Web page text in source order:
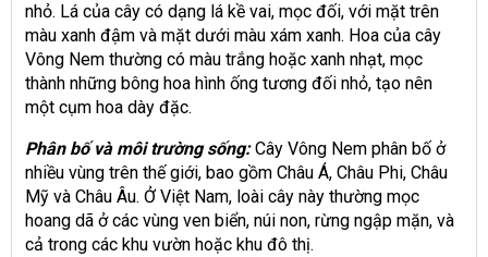
nhỏ. Lá của cây có dạng lá kề vai, mọc đối, với mặt trên
màu xanh đậm và mặt dưới màu xám xanh. Hoa của cây
Vông Nem thường có màu trắng hoặc xanh nhạt, mọc
thành những bông hoa hình ống tương đối nhỏ, tạo nên
một cụm hoa dày đặc.
Phân bố và môi trường sống:Cây Vông Nem phân bố ở
nhiều vùng trên thế giới, bao gồm Châu Á, Châu Phi, Châu
Mỹ và Châu Âu. Ở Việt Nam, loài cây này thường mọc
hoang dã ở các vùng ven biển, núi non, rừng ngập mặn, và
cả trong các khu vườn hoặc khu đô thị.